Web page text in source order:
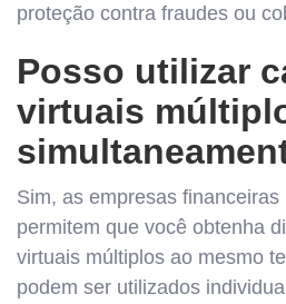
proteção contra fraudes ou
Posso utilizar
virtuais
Sim, as empresas
permitem que você obtenha
virtuais múltiplos ao mesmo
podem ser utilizados